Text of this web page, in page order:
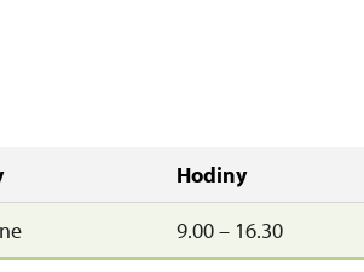
Hodiny
9.00 – 16.30